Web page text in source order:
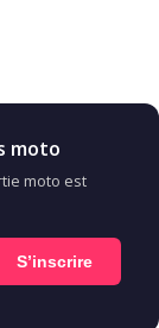
moto
moto est
S’inscrire